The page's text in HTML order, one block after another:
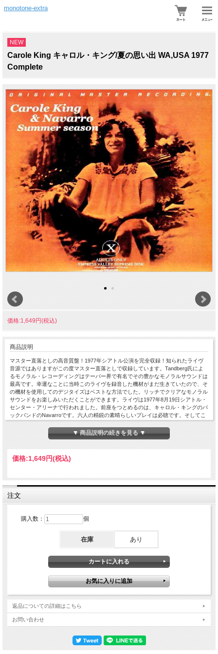
monotone-extra
NEW
Carole King キャロル・キング/夏の思い出 WA,USA 1977
Complete
価格:1,649円(税込)
商品説明
マスター直落としの高音質盤！1977年シアトル公演を完全収録！知られたライヴ
音源ではありますがこの度マスター直落としで収録しています。Tandberg氏によ
るモノラル・レコーディングはテーパー界で有名でその豊かなモノラルサウンドは
最高です。幸運なことに当時このライヴを録音した機材がまだ生きていたので、そ
の機材を使用してのデジタイズはベストな方法でした。リッチでクリアなモノラル
サウンドをお楽しみいただくことができます。ライヴは1977年8月19日シアトル・
センター・アリーナで行われました。前座をつとめるのは、キャロル・キングのバ
ックバンドのNavarroです。六人の精鋭の素晴らしいプレイは必聴です。そしてこ
の音源こそNavarroの唯一のライヴ音源だということも伝えておきましょう。続い
てキャロル・キングのライヴが”Beautiful”からスタートします。代表曲“Natural
Woman” “It’s Too Late” “Sweet Seasons” “I Feel The Earth Move” “You’ve got a
friend” そして当時の新曲”Hard Rock Cafe”まで70年代中期の充実した演奏そとらえ
た素晴らしい内容です。
▼ 商品説明の続きを見る ▼
価格:1,649円(税込)
注文
購入数： 個
在庫 あり
返品についての詳細はこちら
お問い合わせ